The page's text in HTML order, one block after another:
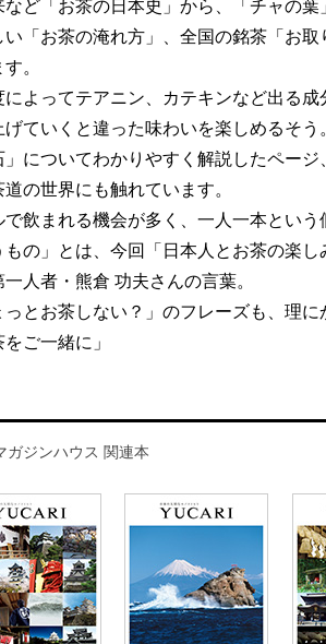
ど「お茶の日本史」から、「チャの葉
「お茶の淹れ方」、全国の銘茶「お
。
よってテアニン、カテキンなど出る成
ていくと違った味わいを楽しめるそう
についてわかりやすく解説したページ
の世界にも触れています。
で飲まれる機会が多く、一人一本とい
の」とは、今回「日本人とお茶の楽
人者・熊倉 功夫さんの言葉。
とお茶しない？」のフレーズも、理に
ご一緒に」
ガジンハウス 関連本